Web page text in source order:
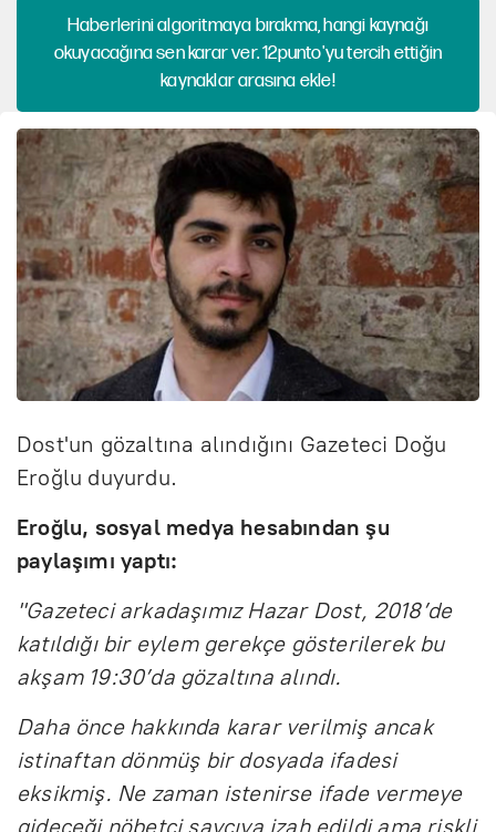
Haberlerini algoritmaya bırakma, hangi kaynağı
okuyacağına sen karar ver. 12punto'yu tercih ettiğin
kaynaklar arasına ekle!
Dost'un gözaltına alındığını Gazeteci Doğu
Eroğlu duyurdu.
Eroğlu, sosyal medya hesabından şu
paylaşımı yaptı:
"Gazeteci arkadaşımız Hazar Dost, 2018’de
katıldığı bir eylem gerekçe gösterilerek bu
akşam 19:30’da gözaltına alındı.
Daha önce hakkında karar verilmiş ancak
istinaftan dönmüş bir dosyada ifadesi
eksikmiş. Ne zaman istenirse ifade vermeye
gideceği nöbetçi savcıya izah edildi ama riskli